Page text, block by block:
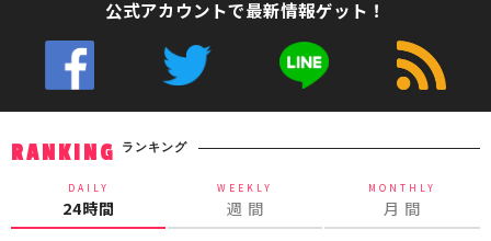
公式アカウントで最新情報ゲット！
RANKING ランキング
DAILY
24時間
WEEKLY
週 間
MONTHLY
月 間